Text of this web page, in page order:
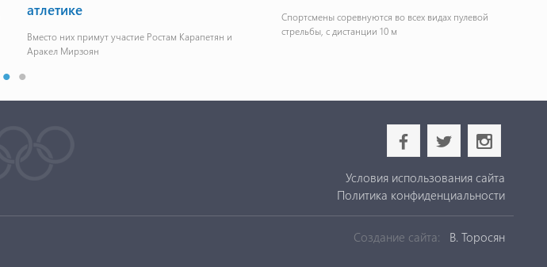
атлетике
Вместо них примут участие Ростам Карапетян и
Аракел Мирзоян
Спортсмены соревнуются во всех видах пулевой
стрельбы, с дистанции 10 м
b a x
Условия использования сайта
Политика конфиденциальности
Создание сайта: В. Торосян